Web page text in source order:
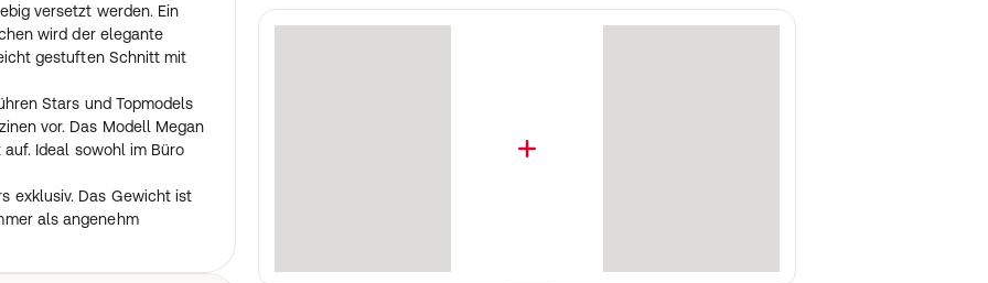
versetzt werden. Ein
wird der elegante
gestuften Schnitt mit
Stars und Topmodels
vor. Das Modell Megan
Ideal sowohl im Büro
exklusiv. Das Gewicht ist
als angenehm